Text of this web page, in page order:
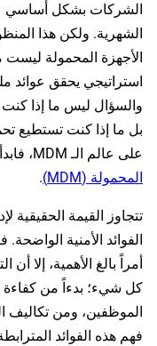
الشركات بشكل أساسي
الشهرية. ولكن هذا
الأجهزة المحمولة
استراتيجي يحقق عوائد
بل ما إذا كنت تستطيع
على عالم الـ MDM، فابدأ بـ
المحمولة (MDM)
.
الفوائد الأمنية الواضحة.
كل شيء؛ بدءاً من كفاءة
الموظفين، ومن تكاليف
فهم هذه الفوائد